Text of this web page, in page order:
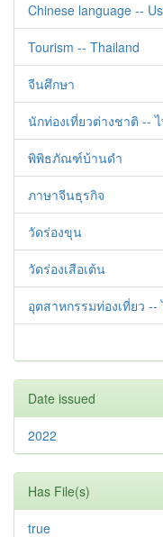
Chinese language --
Tourism -- Thailand
จีนศึกษา
นักท่องเที่ยวต่างชาติ --
พิพิธภัณฑ์บ้านดำ
ภาษาจีนธุรกิจ
วัดร่องขุน
วัดร่องเสือเต้น
อุตสาหกรรมท่องเที่ยว --
Date issued
2022
Has File(s)
true